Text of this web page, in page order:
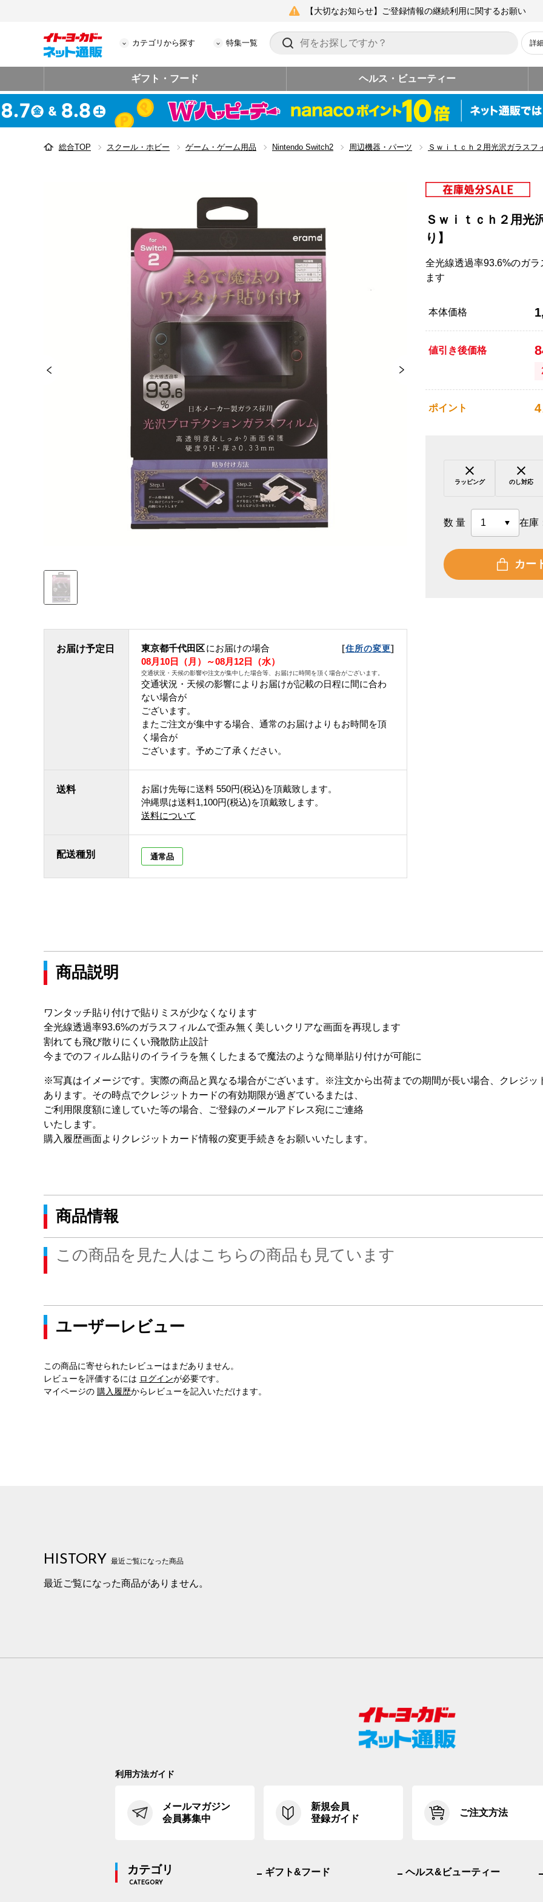
【大切なお知らせ】ご登録情報の継続利用に関するお願い
カテゴリから探す 特集一覧 詳
ギフト・フード ヘルス・ビューティー
総合TOP スクール・ホビー ゲーム・ゲーム用品 Nintendo Switch2 周辺機器・パーツ Ｓｗｉｔｃｈ２用光沢ガラスフ
お届け予定日 東京都千代田区にお届けの場合 [住所の変更]
08月10日（月）～08月12日（水）
交通状況・天候の影響や注文が集中した場合等、お届けに時間を頂く場合がございます。
交通状況・天候の影響によりお届けが記載の日程に間に合わ
ない場合が
ございます。
またご注文が集中する場合、通常のお届けよりもお時間を頂
く場合が
ございます。 予めご了承ください。
送料 お届け先毎に送料 550円(税込)を頂戴致します。
沖縄県は送料1,100円(税込)を頂戴致します。
送料について
配送種別 通常品
Ｓｗｉｔｃｈ２用光
り】
全光線透過率93.6%のガ
ます
本体価格
値引き後価格
ポイント 4
ラッピング のし対応
数量 在庫
カー
商品説明
ワンタッチ貼り付けで貼りミスが少なくなります
全光線透過率93.6%のガラスフィルムで歪み無く美しいクリアな画面を再現します
割れても飛び散りにくい飛散防止設計
今までのフィルム貼りのイライラを無くしたまるで魔法のような簡単貼り付けが可能に
※写真はイメージです。実際の商品と異なる場合がございます。 ※注文から出荷までの期間が長い場合、クレジッ
あります。その時点でクレジットカードの有効期限が過ぎているまたは、
ご利用限度額に達していた等の場合、ご登録のメールアドレス宛にご連絡
いたします。
購入履歴画面よりクレジットカード情報の変更手続きをお願いいたします。
商品情報
この商品を見た人はこちらの商品も見ています
ユーザーレビュー
この商品に寄せられたレビューはまだありません。
レビューを評価するには ログインが必要です。
マイページの 購入履歴からレビューを記入いただけます。
HISTORY 最近ご覧になった商品
最近ご覧になった商品がありません。
利用方法ガイド
メールマガジン
会員募集中
新規会員
登録ガイド
ご注文方法
カテゴリ
CATEGORY
ギフト&フード ヘルス&ビューティー